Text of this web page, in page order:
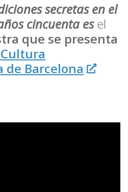
secretas en el
cincuenta esel
que se presenta
de Barcelona